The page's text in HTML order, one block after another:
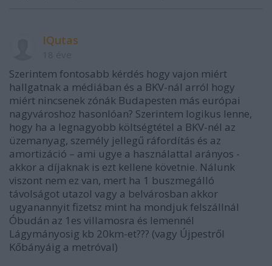
IQutas
Szerintem fontosabb kérdés hogy vajon miért
hallgatnak a médiában és a BKV-nál arról hogy
miért nincsenek zónák Budapesten más európai
nagyvároshoz hasonlóan? Szerintem logikus lenne,
hogy ha a legnagyobb költségtétel a BKV-nél az
üzemanyag, személy jellegű ráfordítás és az
amortizáció – ami ugye a használattal arányos -
akkor a díjaknak is ezt kellene követnie. Nálunk
viszont nem ez van, mert ha 1 buszmegálló
távolságot utazol vagy a belvárosban akkor
ugyanannyit fizetsz mint ha mondjuk felszállnál
Óbudán az 1es villamosra és lemennél
Lágymányosig kb 20km-et??? (vagy Újpestről
Kőbányáig a metróval)